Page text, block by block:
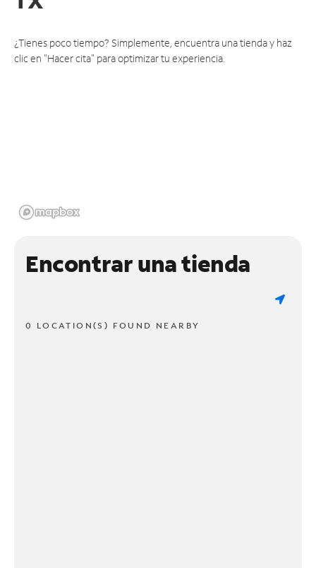
¿Tienes poco tiempo? Simplemente, encuentra una tienda y haz
clic en "Hacer cita" para optimizar tu experiencia.
Encontrar una tienda
0 LOCATION(S) FOUND NEARBY